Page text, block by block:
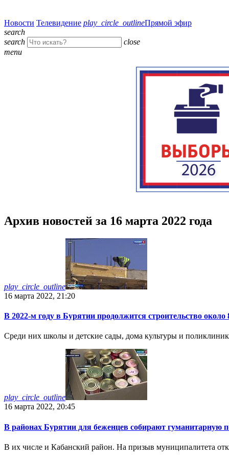
Новости Телевидение play_circle_outlineПрямой эфир
search
search
close
menu
Архив новостей за 16 марта 2022 года
play_circle_outline
16 марта 2022, 21:20
В 2022-м году в Бурятии продолжится строительство около
Среди них школы и детские сады, дома культуры и
play_circle_outline
16 марта 2022, 20:45
В районах Бурятии для беженцев собирают гуманитарную
В их числе и Кабанский район. На призыв муниципалитета